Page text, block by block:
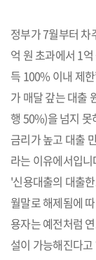
정부가 7월부터 차
억 원 초과에서 1
득 100% 이내 제
가 매달 갚는 대출
행 50%)을 넘지 못
금리가 높고 대출
라는 이유에서입니
'신용대출의 대출
월말로 해제됨에
용자는 예전처럼
설이 가능해진다